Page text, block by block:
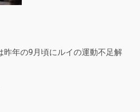
昨年の9月頃にルイの運動不足解